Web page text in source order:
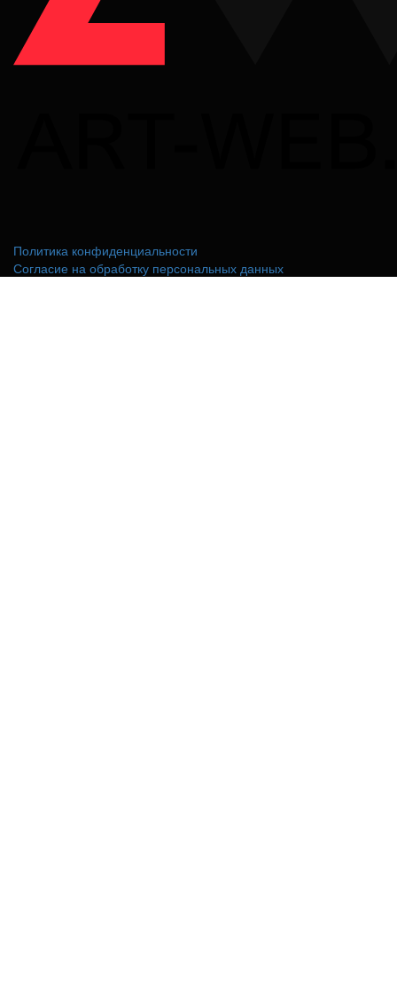
Политика конфиденциальности
Согласие на обработку персональных данных